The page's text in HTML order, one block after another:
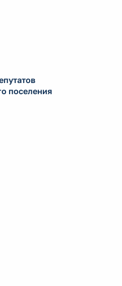
поселения